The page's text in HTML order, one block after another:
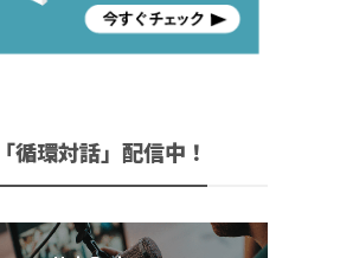
循環対話」配信中！